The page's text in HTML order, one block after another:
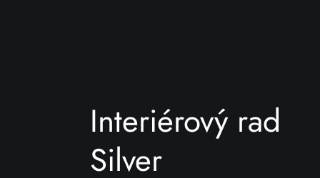
Interiérový rad
Silver